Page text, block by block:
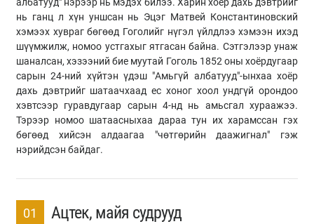
нь ганц л хүн уншсан нь Эцэг Матвей Константиновский
хэмээх хувраг бөгөөд Гоголийг нүгэл үйлдлээ хэмээн ихэд
шүүмжилж, номоо устгахыг ятгасан байна. Сэтгэлээр унаж
шаналсан, хэзээний бие муутай Гоголь 1852 оны хоёрдугаар
сарын 24-ний хүйтэн үдэш "Амьгүй албатууд"-ынхаа хоёр
дахь дэвтрийг шатаачхаад ес хоног хоол ундгүй орондоо
хэвтсээр гуравдугаар сарын 4-нд нь амьсгал хураажээ.
Тэрээр номоо шатаасныхаа дараа тун их харамссан гэх
бөгөөд хийсэн алдаагаа "чөтгөрийн даажигнал" гэж
нэрийдсэн байдаг.
01 Ацтек, майя судрууд